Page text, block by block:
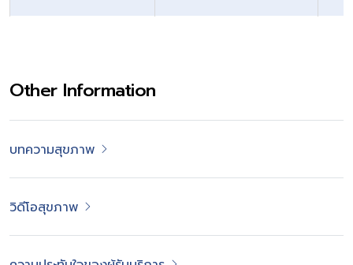
Other Information
บทความสุขภาพ
วิดีโอสุขภาพ